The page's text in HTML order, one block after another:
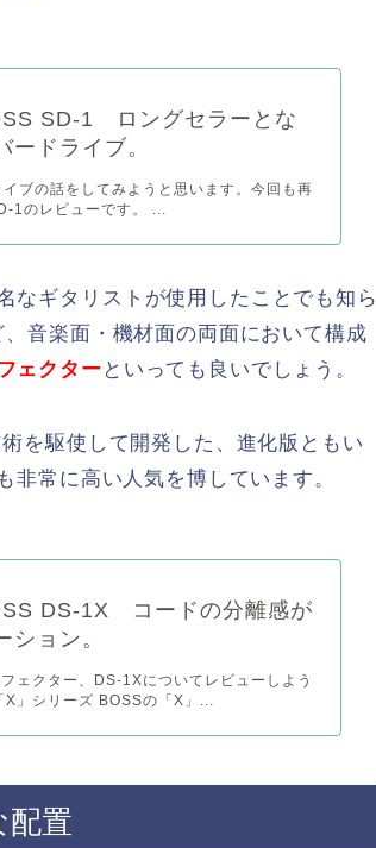
SD-1 ロングセラーとな
ードライブ。
ブの話をしてみようと思います。今回も再
1のレビューです。 ...
なギタリストが使用したことでも知ら
音楽面・機材面の両面において構成
ェクター といっても良いでしょう。
を駆使して開発した、進化版ともい
非常に高い人気を博しています。
DS-1X コードの分離感が
ション。
ェクター、DS-1Xについてレビューしよう
」シリーズ BOSSの「X」...
配置